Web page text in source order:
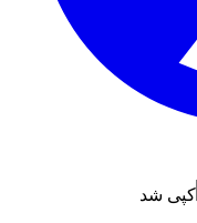
کپی شد